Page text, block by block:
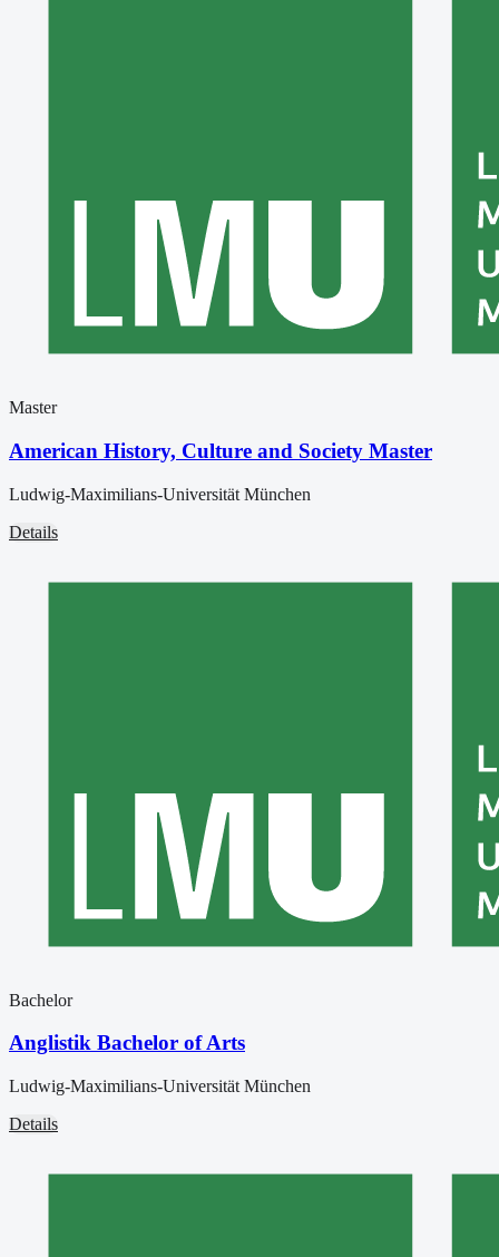
Master
American History, Culture and Society Master
Ludwig-Maximilians-Universität München
Details
Bachelor
Anglistik Bachelor of Arts
Ludwig-Maximilians-Universität München
Details